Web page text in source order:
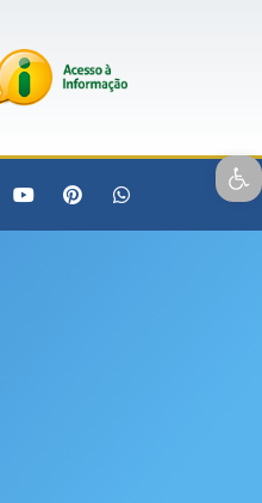
Open toolbar